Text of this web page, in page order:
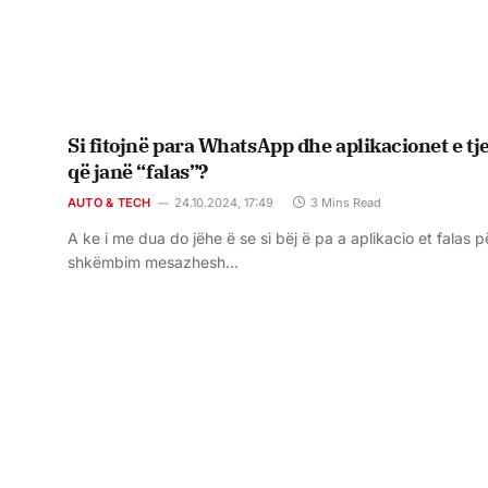
Si fitojnë para WhatsApp dhe aplikacionet e
që janë “falas”?
AUTO & TECH 24.10.2024, 17:49 3 Mins Read
A ke i me dua do jëhe ë se si bëj ë pa a aplikacio et falas
shkëmbim mesazhesh…